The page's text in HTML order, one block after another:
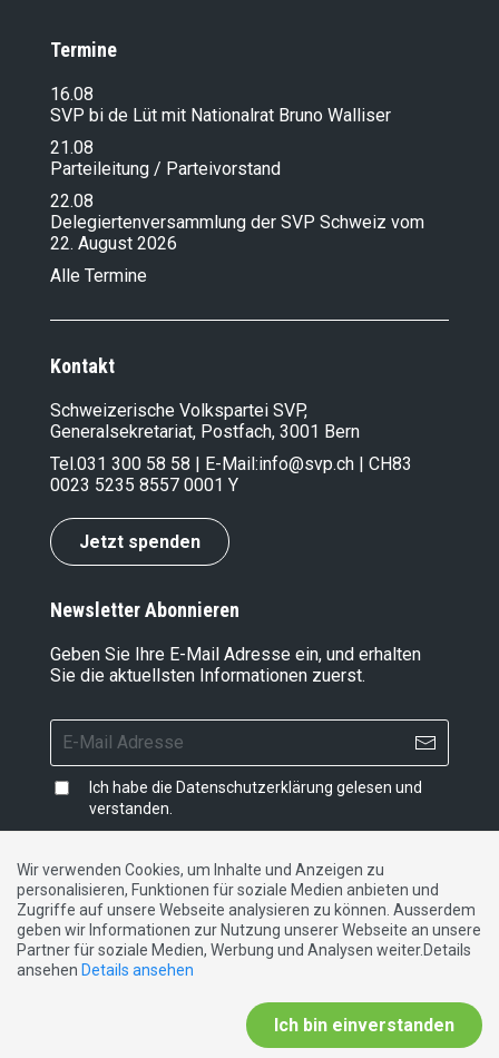
Termine
16.08
SVP bi de Lüt mit Nationalrat Bruno Walliser
21.08
Parteileitung / Parteivorstand
22.08
Delegiertenversammlung der SVP Schweiz vom
22. August 2026
Alle Termine
Kontakt
Schweizerische Volkspartei SVP,
Generalsekretariat, Postfach, 3001 Bern
Tel.031 300 58 58 | E-Mail:info@svp.ch | CH83
0023 5235 8557 0001 Y
Jetzt spenden
Newsletter Abonnieren
Geben Sie Ihre E-Mail Adresse ein, und erhalten
Sie die aktuellsten Informationen zuerst.
Ich habe die Datenschutzerklärung gelesen und
verstanden.
Impressum |Datenschutzerklärung|Kontakt
DE FR IT
Wir verwenden Cookies, um Inhalte und Anzeigen zu
personalisieren, Funktionen für soziale Medien anbieten und
Zugriffe auf unsere Webseite analysieren zu können. Ausserdem
geben wir Informationen zur Nutzung unserer Webseite an unsere
Partner für soziale Medien, Werbung und Analysen weiter.Details
ansehen Details ansehen
Ich bin einverstanden